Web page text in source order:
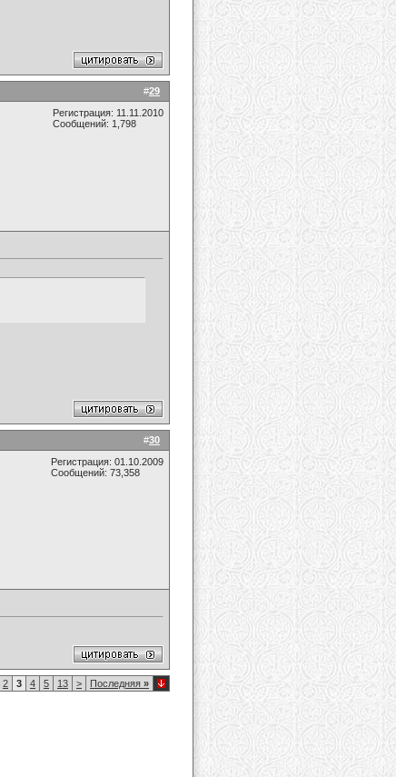
#29
Регистрация: 11.11.2010
Сообщений: 1,798
#30
Регистрация: 01.10.2009
Сообщений: 73,358
2 3 4 5 13 > Последняя »